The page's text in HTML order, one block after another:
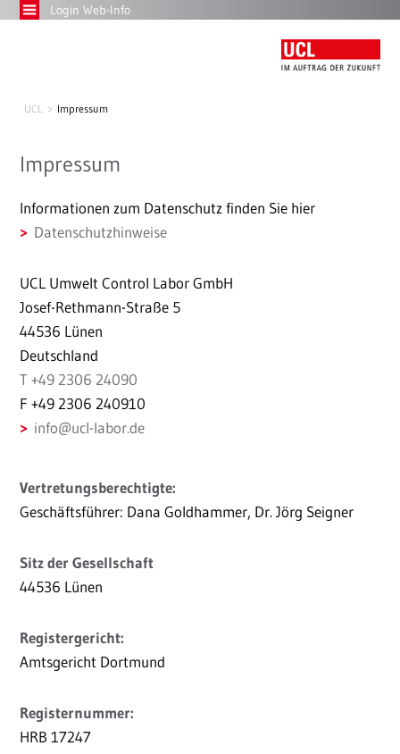
Login Web-Info
UCL Impressum
Impressum
Informationen zum Datenschutz finden Sie hier
Datenschutzhinweise
UCL Umwelt Control Labor GmbH
Josef-Rethmann-Straße 5
44536 Lünen
Deutschland
T +49 2306 24090
F +49 2306 240910
info@ucl-labor.de
Vertretungsberechtigte:
Geschäftsführer: Dana Goldhammer, Dr. Jörg Seigner
Sitz der Gesellschaft
44536 Lünen
Registergericht:
Amtsgericht Dortmund
Registernummer:
HRB 17247